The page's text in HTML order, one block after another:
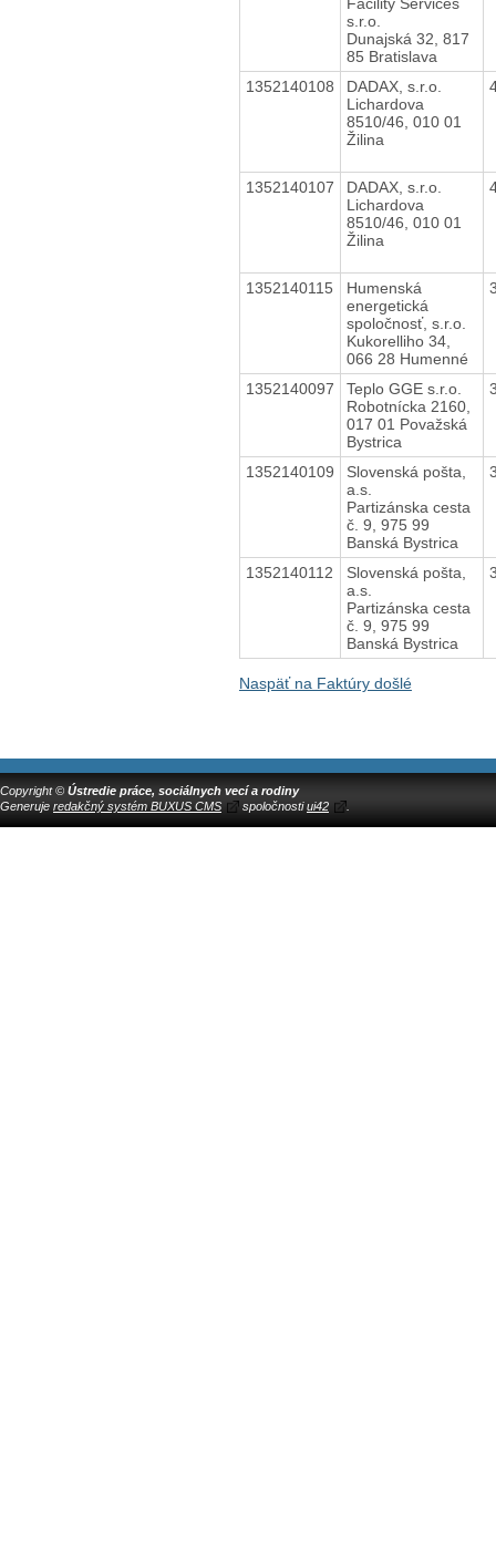
s.r.o.
Dunajská 32, 817
85 Bratislava
1352140108
DADAX, s.r.o.
Lichardova
8510/46, 010 01
Žilina
1352140107
DADAX, s.r.o.
Lichardova
8510/46, 010 01
Žilina
1352140115
Humenská
energetická
spoločnosť, s.r.o.
Kukorelliho 34,
066 28 Humenné
1352140097
Teplo GGE s.r.o.
Robotnícka 2160,
017 01 Považská
Bystrica
1352140109
Slovenská pošta,
a.s.
Partizánska cesta
č. 9, 975 99
Banská Bystrica
1352140112
Slovenská pošta,
a.s.
Partizánska cesta
č. 9, 975 99
Banská Bystrica
Naspäť na Faktúry došlé
Copyright © Ústredie práce, sociálnych vecí a rodiny
Generuje redakčný systém BUXUS CMS spoločnostiui42